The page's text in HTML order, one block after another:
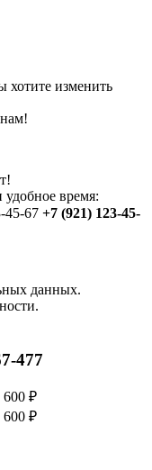
хотите изменить
удобное время:
45-67 +7 (921) 123-45-
данных.
477
600 ₽
600 ₽